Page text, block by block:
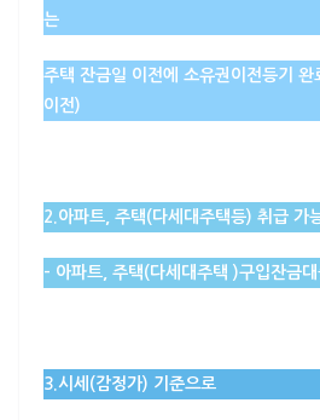
는
주택 잔금일 이전에 소유권이전등기 완
이전)
2.아파트, 주택(다세대주택등) 취급 가
– 아파트, 주택(다세대주택 )구입잔금
3.시세(감정가) 기준으로